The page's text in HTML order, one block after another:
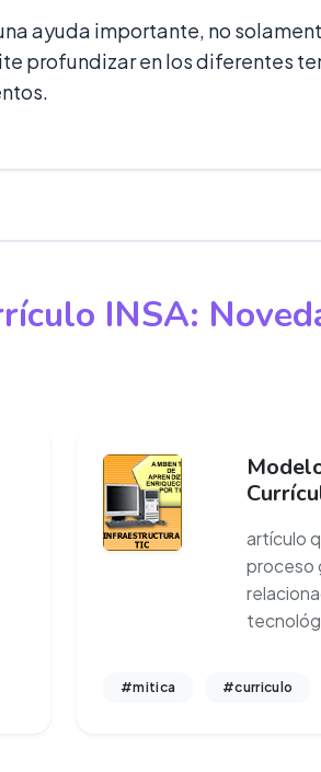
ayuda importante, no
profundizar en los diferentes
INSA:
artículo
proceso
#mitica #curriculo